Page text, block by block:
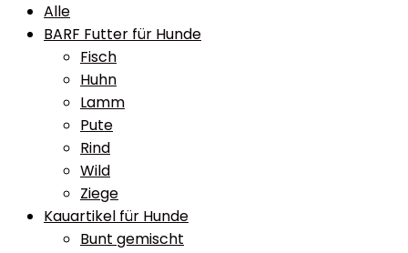
Alle
BARF Futter für Hunde
Fisch
Huhn
Lamm
Pute
Rind
Wild
Ziege
Kauartikel für Hunde
Bunt gemischt